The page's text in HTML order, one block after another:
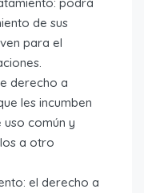
de sus
para el
derecho a
les incumben
común y
a otro
el derecho a